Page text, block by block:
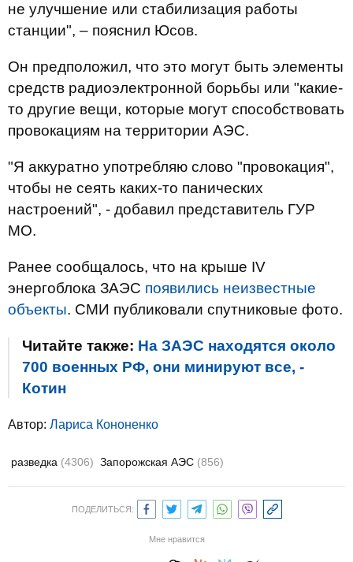
не улучшение или стабилизация работы
станции", – пояснил Юсов.
Он предположил, что это могут быть элементы
средств радиоэлектронной борьбы или "какие-
то другие вещи, которые могут способствовать
провокациям на территории АЭС.
"Я аккуратно употребляю слово "провокация",
чтобы не сеять каких-то панических
настроений", - добавил представитель ГУР
МО.
Ранее сообщалось, что на крыше IV
энергоблока ЗАЭС появились неизвестные
объекты. СМИ публиковали спутниковые фото.
Читайте также: На ЗАЭС находятся около
700 военных РФ, они минируют все, -
Котин
Автор: Лариса Кононенко
разведка (4306) Запорожская АЭС (856)
ПОДЕЛИТЬСЯ:
Мне нравится